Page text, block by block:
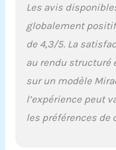
Les avis
globalement
de 4,3/5. La
au rendu structuré
sur un modèle
l’expérience peut
les préférences de